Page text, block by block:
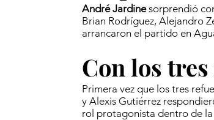
André Jardinesorprendió
Brian Rodríguez, Alejandro
arrancaron el partido en
Con los
Primera vez que los tres
y Alexis Gutiérrez
rol protagonista dentro de la